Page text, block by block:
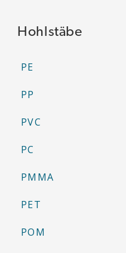
Hohlstäbe
PE
PP
PVC
PC
PMMA
PET
POM